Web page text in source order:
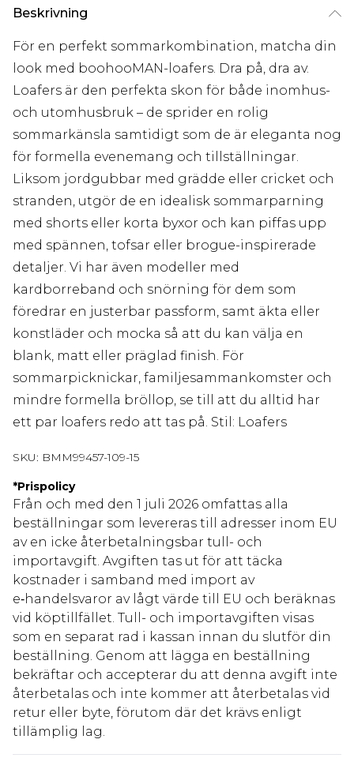
Beskrivning
För en perfekt sommarkombination, matcha din
look med boohooMAN-loafers. Dra på, dra av.
Loafers är den perfekta skon för både inomhus-
och utomhusbruk – de sprider en rolig
sommarkänsla samtidigt som de är eleganta nog
för formella evenemang och tillställningar.
Liksom jordgubbar med grädde eller cricket och
stranden, utgör de en idealisk sommarparning
med shorts eller korta byxor och kan piffas upp
med spännen, tofsar eller brogue-inspirerade
detaljer. Vi har även modeller med
kardborreband och snörning för dem som
föredrar en justerbar passform, samt äkta eller
konstläder och mocka så att du kan välja en
blank, matt eller präglad finish. För
sommarpicknickar, familjesammankomster och
mindre formella bröllop, se till att du alltid har
ett par loafers redo att tas på. Stil: Loafers
SKU: BMM99457-109-15
*Prispolicy
Från och med den 1 juli 2026 omfattas alla
beställningar som levereras till adresser inom EU
av en icke återbetalningsbar tull- och
importavgift. Avgiften tas ut för att täcka
kostnader i samband med import av
e‑handelsvaror av lågt värde till EU och beräknas
vid köptillfället. Tull- och importavgiften visas
som en separat rad i kassan innan du slutför din
beställning. Genom att lägga en beställning
bekräftar och accepterar du att denna avgift inte
återbetalas och inte kommer att återbetalas vid
retur eller byte, förutom där det krävs enligt
tillämplig lag.